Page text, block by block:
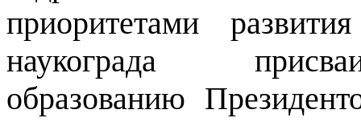
приоритетами
наукограда
образованию